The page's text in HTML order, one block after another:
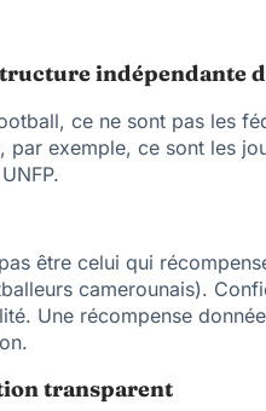
indépendante
ce ne sont pas les
par exemple, ce sont les
être celui qui
camerounais).
Une récompense
transparent